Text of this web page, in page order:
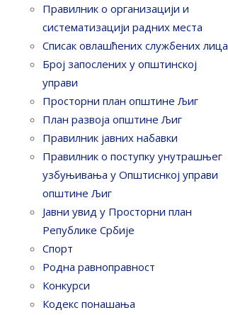
Правилник o организацији и
систематизацији радних места
Списак овлашћених службених лица
Број запослених у oпштинској
управи
Просторни план општине Љиг
План развоја општине Љиг
Правилник јавних набавки
Правилник о поступку унутрашњег
узбуњивања у Општиснкој управи
општине Љиг
Јавни увид у Просторни план
Републике Србије
Спорт
Родна равноправност
Конкурси
Кодекс понашања